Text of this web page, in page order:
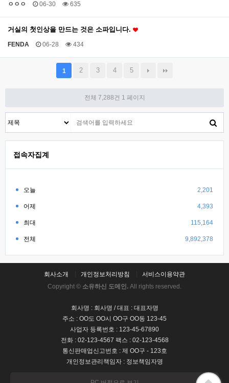
ㅇㅇㅇ 06-30 635
거실의 첫인상을 만드는 것은 소파입니다.
FENDA 06-28 434
1 2 3 4 5
전체 7,288건 1 페이지
접속자집계
오늘 2,201
어제 4,393
최대 115,164
전체 9,892,378
회사소개 개인정보처리방침
서비스이용약관
Copyright © 소유하신 도메인. All rights reserved.
회사명 : 회사명 / 대표 : 대표자명
주소 : OO도 OO시 OO구 OO동 123-45
사업자 등록번호 : 123-45-67890
전화 : 02-123-4567 팩스 : 02-123-4568
통신판매업신고번호 : 제 OO구 - 123호
개인정보관리책임자 : 정보책임자명